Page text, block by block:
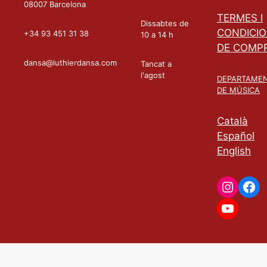
08007 Barcelona
+34 93 451 31 38
dansa@luthierdansa.com
Dissabtes de
10 a 14 h
Tancat a
l'agost
TERMES I
DE
DE MÚSICA
Català
Español
English